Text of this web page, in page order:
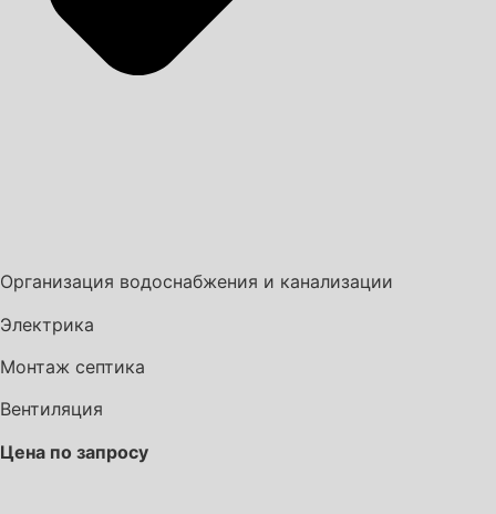
Организация водоснабжения и канализации
Электрика
Монтаж септика
Вентиляция
Цена по запросу